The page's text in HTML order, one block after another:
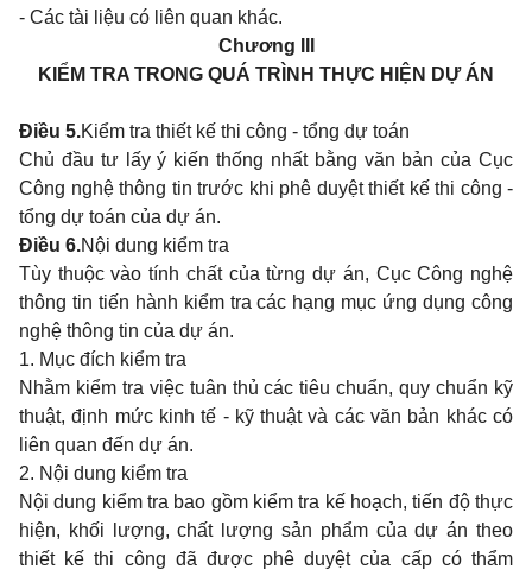
- Các tài liệu có liên quan khác.
Chương III
KIỂM TRA TRONG QUÁ TRÌNH THỰC HIỆN DỰ ÁN
Điều 5.Kiểm tra thiết kế thi công - tổng dự toán
Chủ đầu tư lấy ý kiến thống nhất bằng văn bản của Cục
Công nghệ thông tin trước khi phê duyệt thiết kế thi công -
tổng dự toán của dự án.
Điều 6.Nội dung kiểm tra
Tùy thuộc vào tính chất của từng dự án, Cục Công nghệ
thông tin tiến hành kiểm tra các hạng mục ứng dụng công
nghệ thông tin của dự án.
1. Mục đích kiểm tra
Nhằm kiểm tra việc tuân thủ các tiêu chuẩn, quy chuẩn kỹ
thuật, định mức kinh tế - kỹ thuật và các văn bản khác có
liên quan đến dự án.
2. Nội dung kiểm tra
Nội dung kiểm tra bao gồm kiểm tra kế hoạch, tiến độ thực
hiện, khối lượng, chất lượng sản phẩm của dự án theo
thiết kế thi công đã được phê duyệt của cấp có thẩm